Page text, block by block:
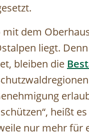
dem
liegt.
bleiben die
heißt
nur mehr für